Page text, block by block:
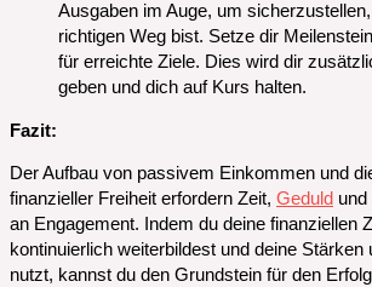
Ausgaben im Auge, um
richtigen Weg bist. Setze dir
für erreichte Ziele. Dies wird dir
geben und dich auf Kurs halten.
Fazit:
Der Aufbau von passivem Einkommen und
finanzieller Freiheit erfordern Zeit, Geduld
an Engagement. Indem du deine finanziellen
kontinuierlich weiterbildest und deine Stärken
nutzt, kannst du den Grundstein für den